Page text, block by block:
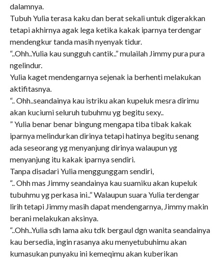
dalamnya.
Tubuh Yulia terasa kaku dan berat sekali untuk digerakkan
tetapi akhirnya agak lega ketika kakak iparnya terdengar
mendengkur tanda masih nyenyak tidur.
“..Ohh..Yulia kau sungguh cantik..” mulailah Jimmy pura pura
ngelindur.
Yulia kaget mendengarnya sejenak ia berhenti melakukan
aktifitasnya.
“.. Ohh..seandainya kau istriku akan kupeluk mesra dirimu
akan kuciumi seluruh tubuhmu yg begitu sexy..
” Yulia benar benar bingung mengapa tiba tibak kakak
iparnya melindurkan dirinya tetapi hatinya begitu senang
ada seseorang yg menyanjung dirinya walaupun yg
menyanjung itu kakak iparnya sendiri.
Tanpa disadari Yulia menggunggam sendiri,
“.. Ohh mas Jimmy seandainya kau suamiku akan kupeluk
tubuhmu yg perkasa ini..” Walaupun suara Yulia terdengar
lirih tetapi Jimmy masih dapat mendengarnya, Jimmy makin
berani melakukan aksinya.
“..Ohh..Yulia sdh lama aku tdk bergaul dgn wanita seandainya
kau bersedia, ingin rasanya aku menyetubuhimu akan
kumasukan punyaku ini kemeqimu akan kuberikan